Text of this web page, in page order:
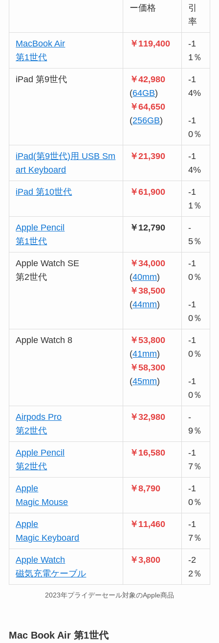
ー価格
引
率
MacBook Air
第1世代
￥119,400
-1
1％
iPad 第9世代
￥42,980
(64GB)
￥64,650
(256GB)
-1
4%
-1
0％
iPad(第9世代)用 USB Sm
art Keyboard
￥21,390
-1
4%
iPad第10世代 ￥61,900
-1
1％
Apple Pencil
第1世代
￥12,790
-
5％
Apple Watch SE
第2世代
￥34,000
(40mm)
￥38,500
(44mm)
-1
0％
-1
0％
Apple Watch 8
￥53,800
(41mm)
￥58,300
(45mm)
-1
0％
-1
0％
Airpods Pro
第2世代
￥32,980
-
9％
Apple Pencil
第2世代
￥16,580
-1
7％
Apple
Magic Mouse
￥8,790
-1
0％
Apple
Magic Keyboard
￥11,460
-1
7％
Apple Watch
磁気充電ケーブル
￥3,800
-2
2％
2023年プライデーセール対象のApple商品
Mac Book Air 第1世代